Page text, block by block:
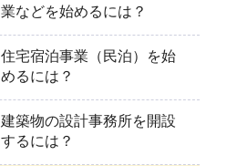
業などを始めるには？
住宅宿泊事業（民泊）を始
めるには？
建築物の設計事務所を開設
するには？